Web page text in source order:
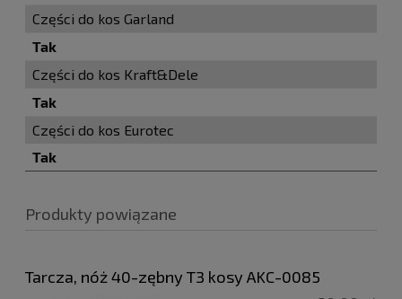
Części do kos Garland
Tak
Części do kos Kraft&Dele
Tak
Części do kos Eurotec
Tak
Produkty powiązane
Tarcza, nóż 40-zębny T3 kosy AKC-0085